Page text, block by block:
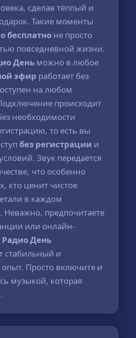
сделав тёплый и
Такие моменты
бесплатно не просто
повседневной жизни.
День можно в любое
эфир работает без
на любом
происходит
необходимости
то есть вы
без регистрации и
Звук передаётся
что особенно
кто ценит чистое
в каждом
Неважно, предпочитаете
или онлайн-
Радио День
стабильный и
Просто включите и
музыкой, которая